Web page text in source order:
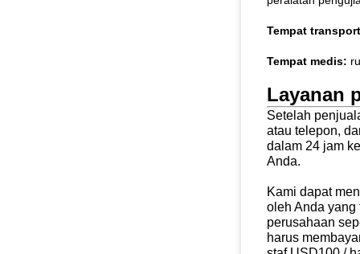
Tempat
Tempat medis:
Layanan
Setelah
atau telepon,
dalam 24 jam
Anda.
Kami dapat
oleh Anda yang
perusahaan
harus